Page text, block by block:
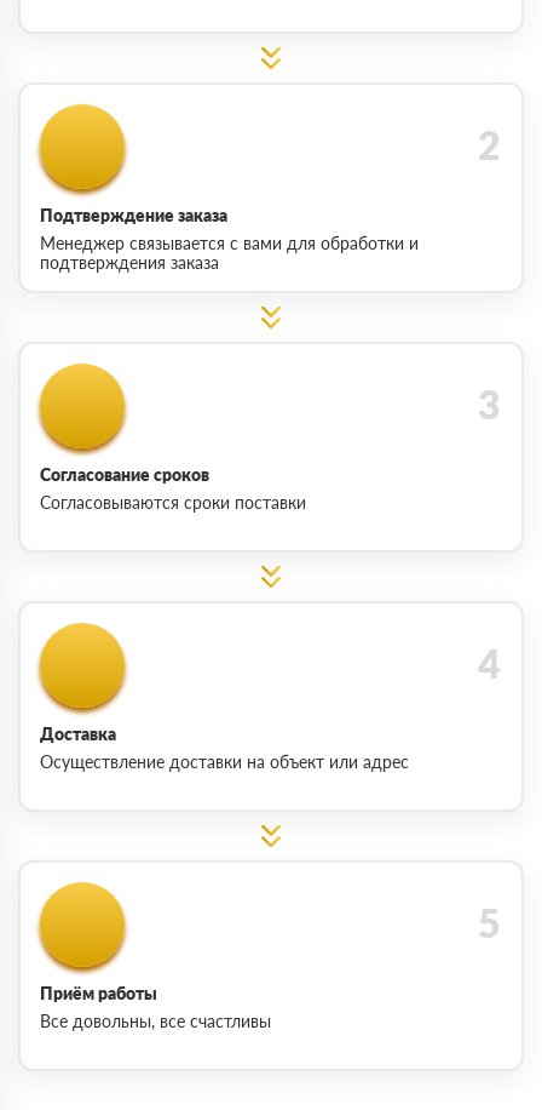
Подтверждение заказа
Менеджер связывается с вами для обработки и
подтверждения заказа
Согласование сроков
Согласовываются сроки поставки
Доставка
Осуществление доставки на объект или адрес
Приём работы
Все довольны, все счастливы